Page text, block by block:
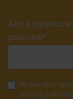
Aby
powyżej*
Wybierając
przeczytałeś